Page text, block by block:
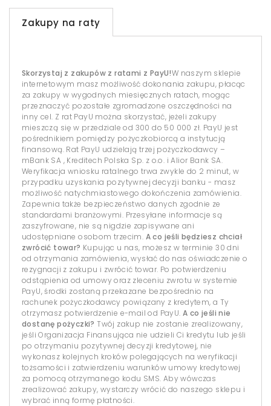
Zakupy na raty
Skorzystaj z zakupów z ratami z PayU!W naszym sklepie
internetowym masz możliwość dokonania zakupu, płacąc
za zakupy w wygodnych miesięcznych ratach, mogąc
przeznaczyć pozostałe zgromadzone oszczędności na
inny cel. Z rat PayU można skorzystać, jeżeli zakupy
mieszczą się w przedziale od 300 do 50 000 zł. PayU jest
pośrednikiem pomiędzy pożyczkobiorcą a instytucją
finansową. Rat PayU udzielają trzej pożyczkodawcy –
mBank SA , Kreditech Polska Sp. z o.o. i Alior Bank SA.
Weryfikacja wniosku ratalnego trwa zwykle do 2 minut, w
przypadku uzyskania pozytywnej decyzji banku - masz
możliwość natychmiastowego dokończenia zamówienia.
Zapewnia także bezpieczeństwo danych zgodnie ze
standardami branżowymi. Przesyłane informacje są
zaszyfrowane, nie są nigdzie zapisywane ani
udostępniane osobom trzecim. A co jeśli będziesz chciał
zwrócić towar? Kupując u nas, możesz w terminie 30 dni
od otrzymania zamówienia, wysłać do nas oświadczenie o
rezygnacji z zakupu i zwrócić towar. Po potwierdzeniu
odstąpienia od umowy oraz zleceniu zwrotu w systemie
PayU, środki zostaną przekazane bezpośrednio na
rachunek pożyczkodawcy powiązany z kredytem, a Ty
otrzymasz potwierdzenie e-mail od PayU. A co jeśli nie
dostanę pożyczki? Twój zakup nie zostanie zrealizowany,
jeśli Organizacja Finansująca nie udzieli Ci kredytu lub jeśli
po otrzymaniu pozytywnej decyzji kredytowej, nie
wykonasz kolejnych kroków polegających na weryfikacji
tożsamości i zatwierdzeniu warunków umowy kredytowej
za pomocą otrzymanego kodu SMS. Aby wówczas
zrealizować zakupy, wystarczy wrócić do naszego sklepu i
wybrać inną formę płatności.